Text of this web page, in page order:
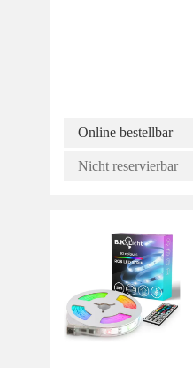
Online bestellbar
Nicht reservierbar